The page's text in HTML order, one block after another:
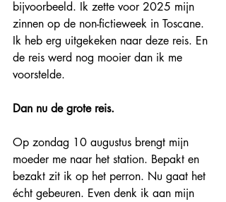
bijvoorbeeld. Ik zette voor 2025 mijn
zinnen op de non-fictieweek in Toscane.
Ik heb erg uitgekeken naar deze reis. En
de reis werd nog mooier dan ik me
voorstelde.
Dan nu de grote reis.
Op zondag 10 augustus brengt mijn
moeder me naar het station. Bepakt en
bezakt zit ik op het perron. Nu gaat het
écht gebeuren. Even denk ik aan mijn